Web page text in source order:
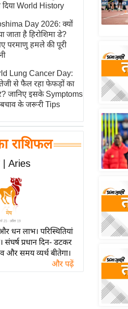
World History
Day 2026: क्यों
जाता है हिरोशिमा डे?
परमाणु हमले की पूरी
Lung Cancer Day:
से फैल रहा फेफड़ों का
जानिए इसके Symptoms
के जरूरी Tips
राशिफल
| Aries
धन लाभ। परिस्थितियां
संघर्ष प्रधान दिन- डटकर
और समय व्यर्थ बीतेगा।
और पढ़ें